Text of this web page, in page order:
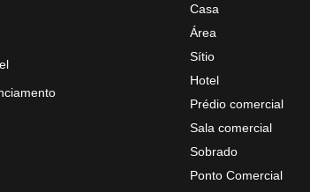
Casa
Área
Sítio
Hotel
Prédio comercial
Sala comercial
Sobrado
Ponto Comercial